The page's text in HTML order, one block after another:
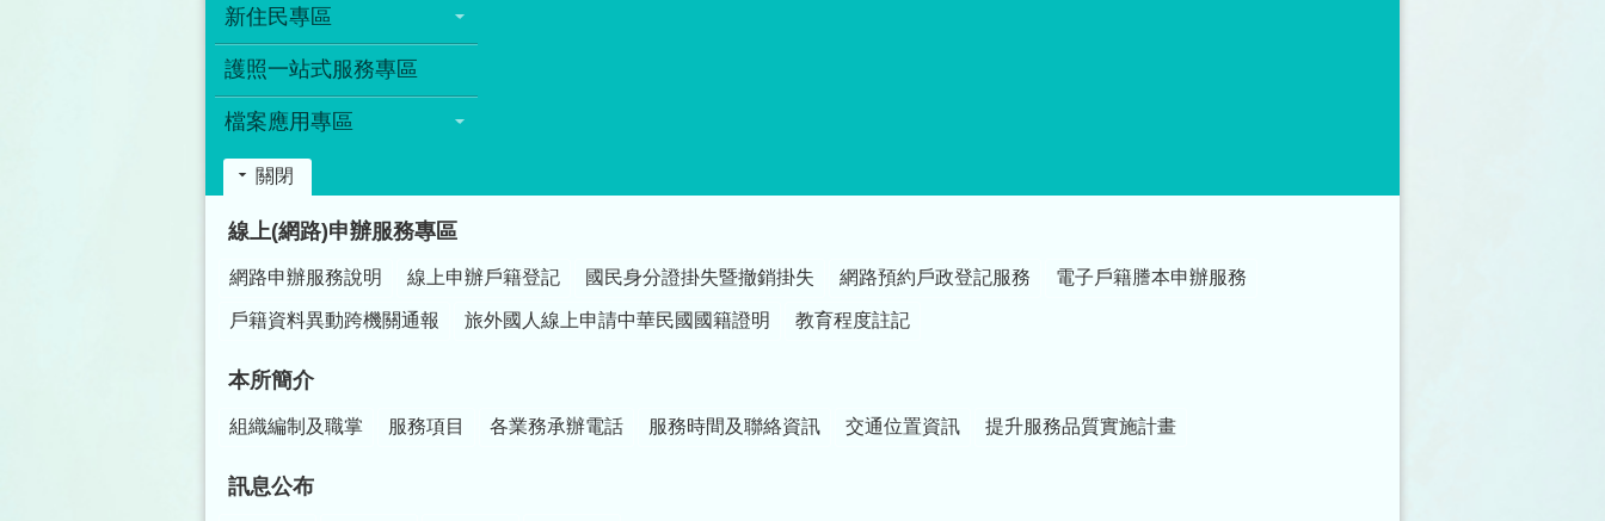
新住民專區
護照一站式服務專區
檔案應用專區
關閉
線上(網路)申辦服務專區
網路申辦服務說明 線上申辦戶籍登記 國民身分證掛失暨撤銷掛失 網路預約戶政登記服務 電子戶籍謄本申辦服務
戶籍資料異動跨機關通報 旅外國人線上申請中華民國國籍證明 教育程度註記
本所簡介
組織編制及職掌 服務項目 各業務承辦電話 服務時間及聯絡資訊 交通位置資訊 提升服務品質實施計畫
訊息公布